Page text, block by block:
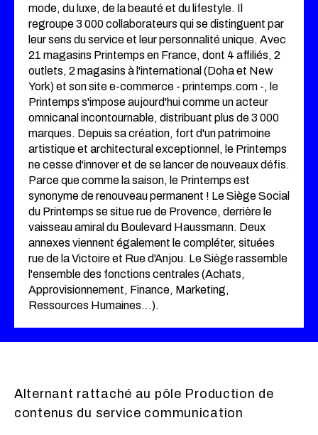
mode, du luxe, de la beauté et du lifestyle. Il
regroupe 3 000 collaborateurs qui se distinguent par
leur sens du service et leur personnalité unique. Avec
21 magasins Printemps en France, dont 4 affiliés, 2
outlets, 2 magasins à l'international (Doha et New
York) et son site e-commerce - printemps.com -, le
Printemps s'impose aujourd'hui comme un acteur
omnicanal incontournable, distribuant plus de 3 000
marques. Depuis sa création, fort d'un patrimoine
artistique et architectural exceptionnel, le Printemps
ne cesse d'innover et de se lancer de nouveaux défis.
Parce que comme la saison, le Printemps est
synonyme de renouveau permanent ! Le Siège Social
du Printemps se situe rue de Provence, derrière le
vaisseau amiral du Boulevard Haussmann. Deux
annexes viennent également le compléter, situées
rue de la Victoire et Rue d'Anjou. Le Siège rassemble
l'ensemble des fonctions centrales (Achats,
Approvisionnement, Finance, Marketing,
Ressources Humaines…).
Alternant rattaché au pôle Production de
contenus du service communication